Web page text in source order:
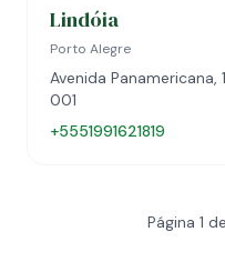
Lindóia
Porto Alegre
Avenida Panamericana,
001
+5551991621819
Página 1